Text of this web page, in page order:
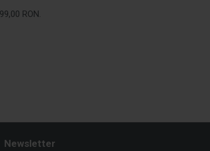
RON.
Newsletter